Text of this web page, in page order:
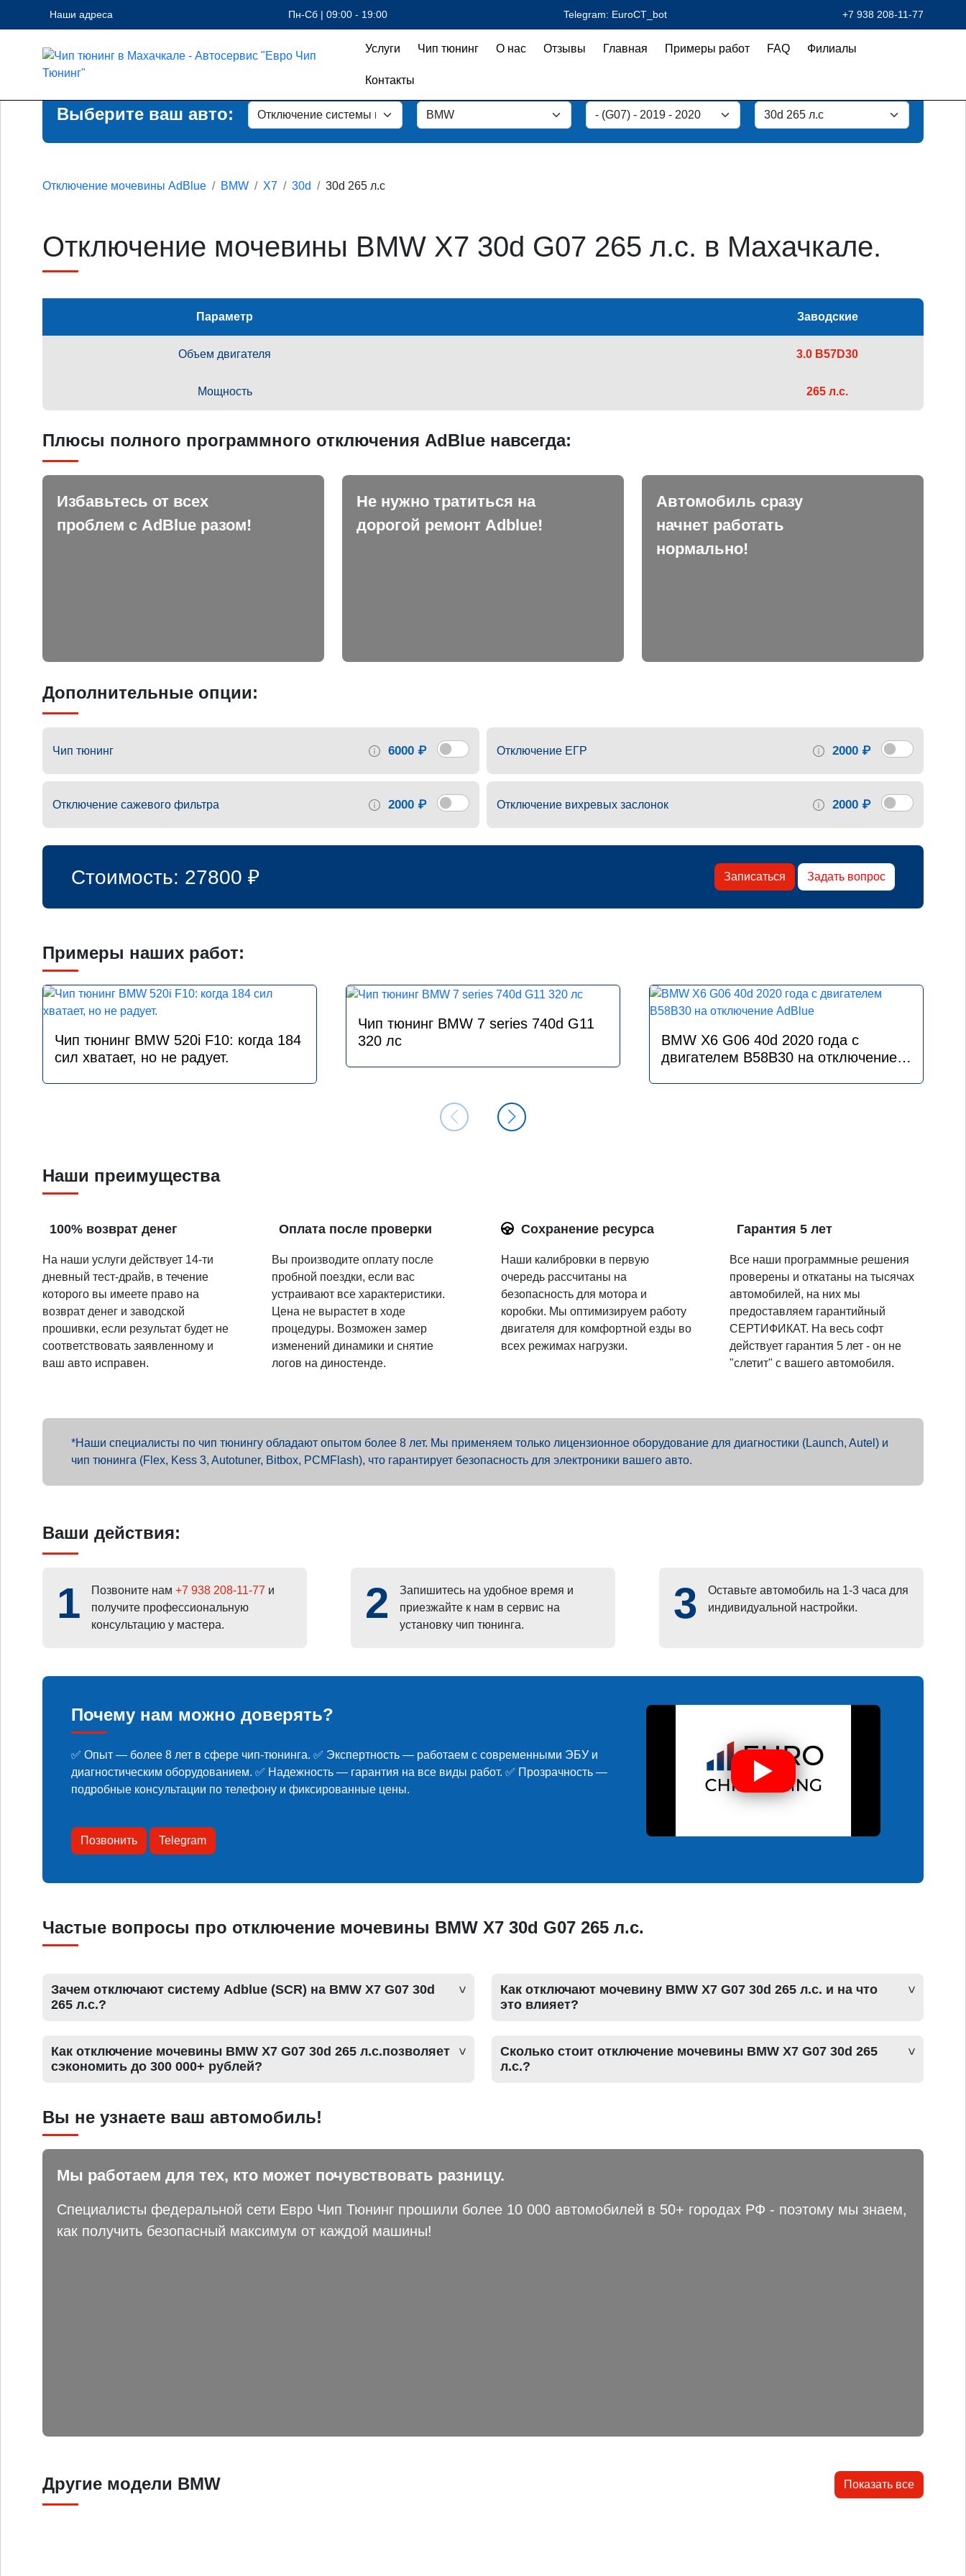
Наши адреса Пн-Сб | 09:00 - 19:00 Telegram: EuroCT_bot +7 938 208-11-77
Услуги Чип тюнинг О нас Отзывы Главная Примеры работ FAQ Филиалы
Контакты
Выберите ваш авто:
Отключение мочевины AdBlue BMW X7 30d 30d 265 л.с
Отключение мочевины BMW X7 30d G07 265 л.с. в Махачкале.
Параметр Заводские
Объем двигателя 3.0 B57D30
Мощность 265 л.с.
Плюсы полного программного отключения AdBlue навсегда:
Избавьтесь от всех
проблем с AdBlue разом!
Не нужно тратиться на
дорогой ремонт Adblue!
Автомобиль сразу
начнет работать
нормально!
Дополнительные опции:
Чип тюнинг 6000 ₽ Отключение ЕГР 2000 ₽
Отключение сажевого фильтра 2000 ₽ Отключение вихревых заслонок 2000 ₽
Стоимость: 27800 ₽ Записаться Задать вопрос
Примеры наших работ:
Чип тюнинг BMW 520i F10: когда 184
сил хватает, но не радует.
Чип тюнинг BMW 7 series 740d G11
320 лс
BMW X6 G06 40d 2020 года с
двигателем B58B30 на отключение
Наши преимущества
100% возврат денег
На наши услуги действует 14-ти
дневный тест-драйв, в течение
которого вы имеете право на
возврат денег и заводской
прошивки, если результат будет не
соответствовать заявленному и
ваш авто исправен.
Оплата после проверки
Вы производите оплату после
пробной поездки, если вас
устраивают все характеристики.
Цена не вырастет в ходе
процедуры. Возможен замер
изменений динамики и снятие
логов на диностенде.
Сохранение ресурса
Наши калибровки в первую
очередь рассчитаны на
безопасность для мотора и
коробки. Мы оптимизируем работу
двигателя для комфортной езды во
всех режимах нагрузки.
Гарантия 5 лет
Все наши программные решения
проверены и откатаны на тысячах
автомобилей, на них мы
предоставляем гарантийный
СЕРТИФИКАТ. На весь софт
действует гарантия 5 лет - он не
"слетит" с вашего автомобиля.
Наши специалисты по чип тюнингу обладают опытом более 8 лет. Мы применяем только лицензионное оборудование для диагностики (Launch, Autel) и
чип тюнинга (Flex, Kess 3, Autotuner, Bitbox, PCMFlash), что гарантирует безопасность для электроники вашего авто.
Ваши действия:
1 Позвоните нам +7 938 208-11-77 и
получите профессиональную
консультацию у мастера.
2
Запишитесь на удобное время и
приезжайте к нам в сервис на
установку чип тюнинга.
3
Оставьте автомобиль на 1-3 часа для
индивидуальной настройки.
Почему нам можно доверять?
✅ Опыт — более 8 лет в сфере чип-тюнинга. ✅ Экспертность — работаем с современными ЭБУ и
диагностическим оборудованием. ✅ Надежность — гарантия на все виды работ. ✅ Прозрачность —
подробные консультации по телефону и фиксированные цены.
Позвонить Telegram
Частые вопросы про отключение мочевины BMW X7 30d G07 265 л.с.
Зачем отключают систему Adblue (SCR) на BMW X7 G07 30d
265 л.с.?
Как отключение мочевины BMW X7 G07 30d 265 л.с.позволяет
сэкономить до 300 000+ рублей?
Как отключают мочевину BMW X7 G07 30d 265 л.с. и на что
это влияет?
Сколько стоит отключение мочевины BMW X7 G07 30d 265
л.с.?
Вы не узнаете ваш автомобиль!
Мы работаем для тех, кто может почувствовать разницу.
Специалисты федеральной сети Евро Чип Тюнинг прошили более 10 000 автомобилей в 50+ городах РФ - поэтому мы знаем,
как получить безопасный максимум от каждой машины!
Другие модели BMW Показать все